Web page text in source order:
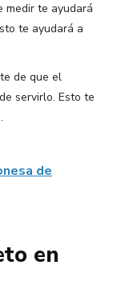
medir te ayudará
te ayudará a
de que el
servirlo. Esto te
de
en